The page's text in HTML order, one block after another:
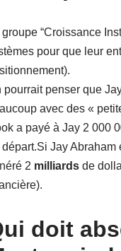
groupe “Croissance
pour que leur
pourrait penser que
avec des «
a payé à Jay 2 000
Jay Abraham
2 milliards de
doit